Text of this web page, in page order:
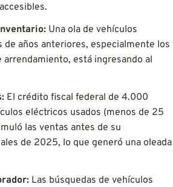
Una ola de vehículos
de años anteriores, especialmente los
arrendamiento, está ingresando al
El crédito fiscal federal de 4.000
eléctricos usados (menos de 25
las ventas antes de su
de 2025, lo que generó una oleada
Las búsquedas de vehículos